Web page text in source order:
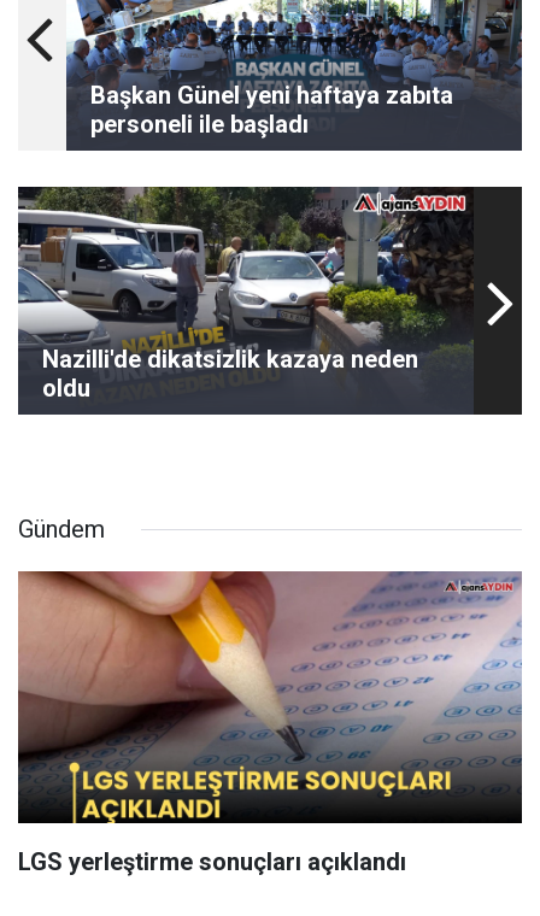
Başkan Günel yeni haftaya zabıta
personeli ile başladı
Nazilli'de dikatsizlik kazaya neden
oldu
Gündem
LGS yerleştirme sonuçları açıklandı